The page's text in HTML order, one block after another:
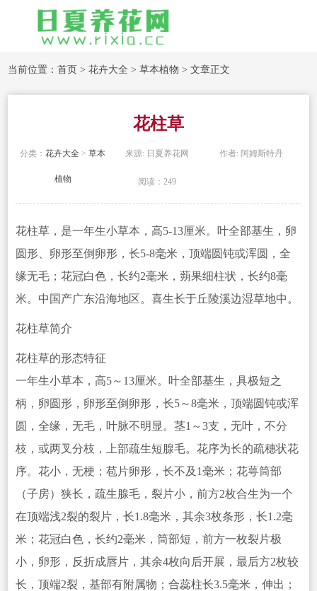
当前位置：首页 >花卉大全 >草本植物 > 文章正文
花柱草
分类：花卉大全 >草本
植物
来源: 日夏养花网 作者: 阿姆斯特丹
阅读：249
花柱草，是一年生小草本，高5-13厘米。叶全部基生，卵
圆形、卵形至倒卵形，长5-8毫米，顶端圆钝或浑圆，全
缘无毛；花冠白色，长约2毫米，蒴果细柱状，长约8毫
米。中国产广东沿海地区。喜生长于丘陵溪边湿草地中。
花柱草简介
花柱草的形态特征
一年生小草本，高5～13厘米。叶全部基生，具极短之
柄，卵圆形，卵形至倒 卵形，长5～8毫米，顶端圆钝或浑
圆，全缘，无毛，叶脉不明显。茎1～3支，无叶，不分
枝，或两叉分枝，上部疏生短腺毛。花序为长的疏穗状花
序。花小，无梗；苞片卵形，长不及1毫米；花萼筒部
（子房）狭长，疏生腺毛，裂片小，前方2枚合生为一个
在顶端浅2裂的裂片，长1.8毫米，其余3枚条形，长1.2毫
米；花冠白色，长约2毫米，筒部短，前方一枚裂片极
小，卵形，反折成唇片，其余4枚向后开展，最后方2枚较
长，顶端2裂，基部有附属物；合蕊柱长3.5毫米，伸出；